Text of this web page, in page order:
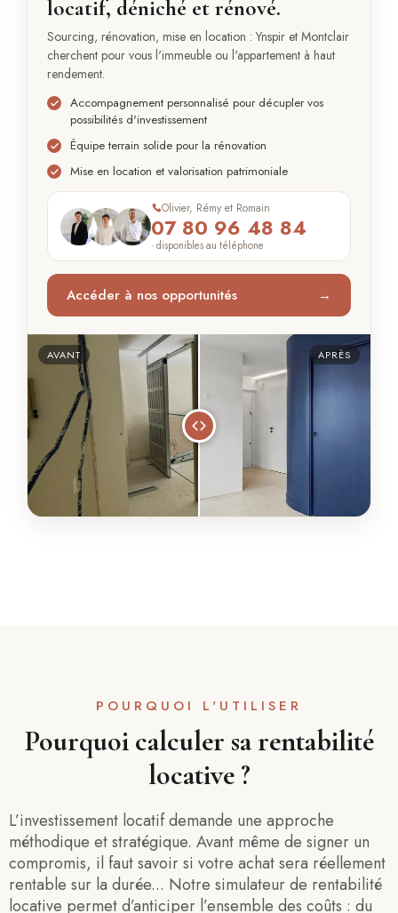
locatif, déniché et rénové.
Sourcing, rénovation, mise en location : Ynspir et Montclair
cherchent pour vous l'immeuble ou l'appartement à haut
rendement.
Accompagnement personnalisé pour décupler vos
possibilités d'investissement
Équipe terrain solide pour la rénovation
Mise en location et valorisation patrimoniale
Olivier, Rémy et Romain
07 80 96 48 84
· disponibles au téléphone
Accéder à nos opportunités →
AVANT APRÈS
POURQUOI L'UTILISER
Pourquoi calculer sa rentabilité
locative ?
L’investissement locatif demande une approche
méthodique et stratégique. Avant même de signer un
compromis, il faut savoir si votre achat sera réellement
rentable sur la durée... Notre simulateur de rentabilité
locative permet d’anticiper l’ensemble des coûts : du